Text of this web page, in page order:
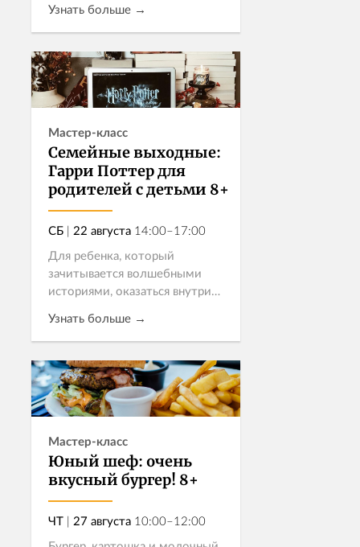
отправиться в
гастрономическое путешествие
по солнечной Грузии!
Узнать больше →
Записаться
Мастер-класс
Семейные выходные:
Гарри Поттер для
родителей с детьми 8+
СБ | 22 августа 14:00–17:00
Для ребенка, который
зачитывается волшебными
историями, оказаться внутри
или папой – настоящее чудо.
Приглашаем на семейное
гастрономическое приключение
в Хогвартс – попроб...
Узнать больше →
Записаться
Мастер-класс
Юный шеф: очень
вкусный бургер! 8+
ЧТ | 27 августа 10:00–12:00